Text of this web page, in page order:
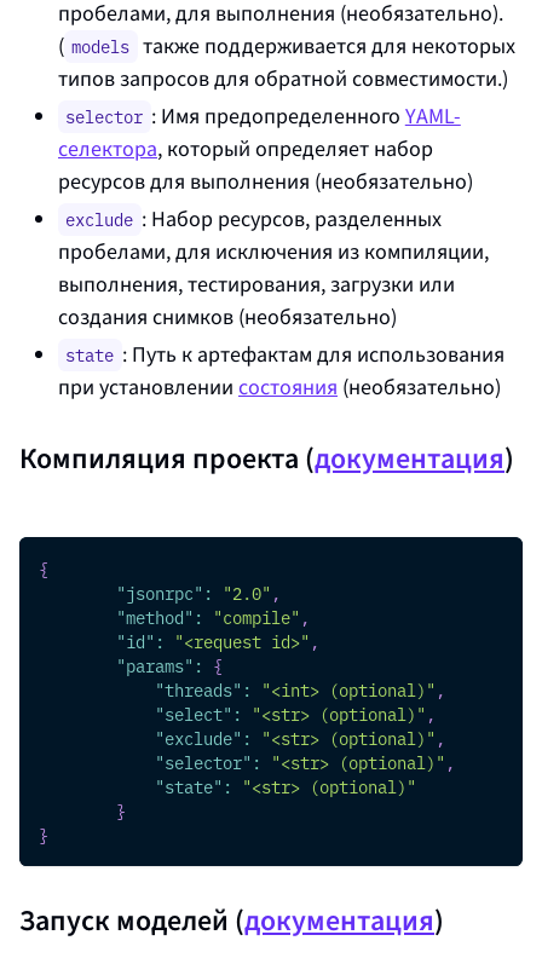
пробелами, для выполнения (необязательно).
( models также поддерживается для некоторых
типов запросов для обратной совместимости.)
selector : Имя предопределенного YAML-
селектора, который определяет набор
ресурсов для выполнения (необязательно)
exclude : Набор ресурсов, разделенных
пробелами, для исключения из компиляции,
выполнения, тестирования, загрузки или
создания снимков (необязательно)
state : Путь к артефактам для использования
при установлении состояния (необязательно)
Компиляция проекта (документация)
{
"jsonrpc" : "2.0" ,
"method" : "compile" ,
"id" : "<request id>" ,
"params" : {
"threads" : "<int> (optional)" ,
"select" : "<str> (optional)" ,
"exclude" : "<str> (optional)" ,
"selector" : "<str> (optional)" ,
"state" :
"<str> (optional)"
}
}
Запуск моделей (документация)